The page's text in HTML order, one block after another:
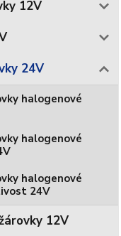
12V
24V
halogenové
halogenové
halogenové
24V
12V